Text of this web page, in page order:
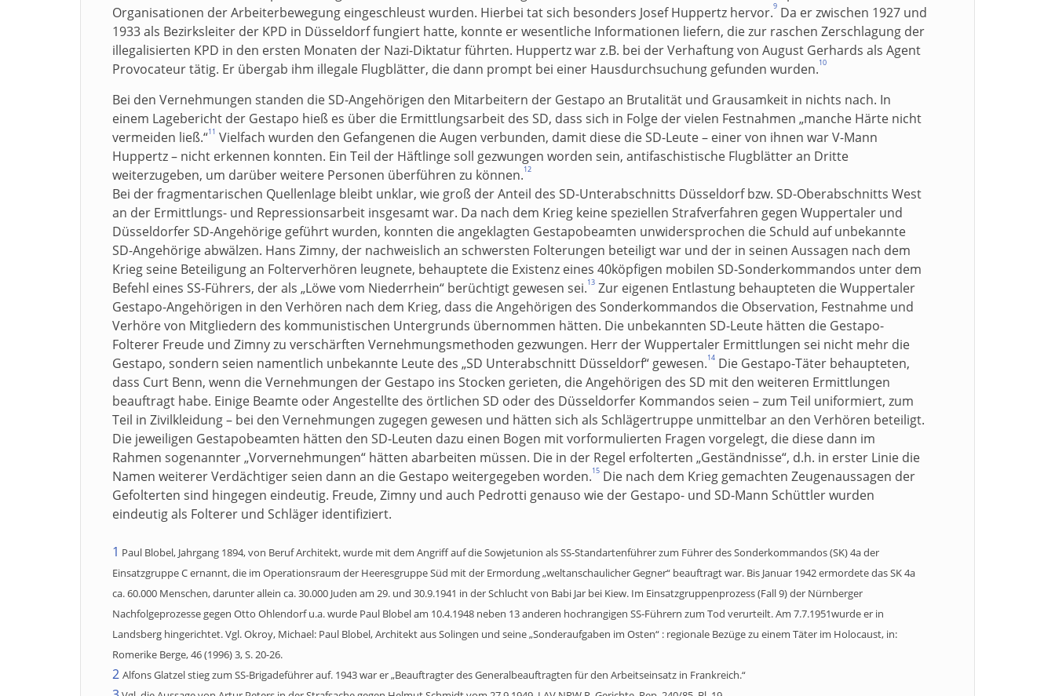
Organisationen der Arbeiterbewegung eingeschleust wurden. Hierbei tat sich besonders Josef Huppertz hervor.9 Da er zwischen 1927 und
1933 als Bezirksleiter der KPD in Düsseldorf fungiert hatte, konnte er wesentliche Informationen liefern, die zur raschen Zerschlagung der
illegalisierten KPD in den ersten Monaten der Nazi-Diktatur führten. Huppertz war z.B. bei der Verhaftung von August Gerhards als Agent
Provocateur tätig. Er übergab ihm illegale Flugblätter, die dann prompt bei einer Hausdurchsuchung gefunden wurden.10
Bei den Vernehmungen standen die SD-Angehörigen den Mitarbeitern der Gestapo an Brutalität und Grausamkeit in nichts nach. In
einem Lagebericht der Gestapo hieß es über die Ermittlungsarbeit des SD, dass sich in Folge der vielen Festnahmen „manche Härte nicht
vermeiden ließ.“11 Vielfach wurden den Gefangenen die Augen verbunden, damit diese die SD-Leute – einer von ihnen war V-Mann
Huppertz – nicht erkennen konnten. Ein Teil der Häftlinge soll gezwungen worden sein, antifaschistische Flugblätter an Dritte
weiterzugeben, um darüber weitere Personen überführen zu können.12
Bei der fragmentarischen Quellenlage bleibt unklar, wie groß der Anteil des SD-Unterabschnitts Düsseldorf bzw. SD-Oberabschnitts West
an der Ermittlungs- und Repressionsarbeit insgesamt war. Da nach dem Krieg keine speziellen Strafverfahren gegen Wuppertaler und
Düsseldorfer SD-Angehörige geführt wurden, konnten die angeklagten Gestapobeamten unwidersprochen die Schuld auf unbekannte
SD-Angehörige abwälzen. Hans Zimny, der nachweislich an schwersten Folterungen beteiligt war und der in seinen Aussagen nach dem
Krieg seine Beteiligung an Folterverhören leugnete, behauptete die Existenz eines 40köpfigen mobilen SD-Sonderkommandos unter dem
Befehl eines SS-Führers, der als „Löwe vom Niederrhein“ berüchtigt gewesen sei.13 Zur eigenen Entlastung behaupteten die Wuppertaler
Gestapo-Angehörigen in den Verhören nach dem Krieg, dass die Angehörigen des Sonderkommandos die Observation, Festnahme und
Verhöre von Mitgliedern des kommunistischen Untergrunds übernommen hätten. Die unbekannten SD-Leute hätten die Gestapo-
Folterer Freude und Zimny zu verschärften Vernehmungsmethoden gezwungen. Herr der Wuppertaler Ermittlungen sei nicht mehr die
Gestapo, sondern seien namentlich unbekannte Leute des „SD Unterabschnitt Düsseldorf“ gewesen.14 Die Gestapo-Täter behaupteten,
dass Curt Benn, wenn die Vernehmungen der Gestapo ins Stocken gerieten, die Angehörigen des SD mit den weiteren Ermittlungen
beauftragt habe. Einige Beamte oder Angestellte des örtlichen SD oder des Düsseldorfer Kommandos seien – zum Teil uniformiert, zum
Teil in Zivilkleidung – bei den Vernehmungen zugegen gewesen und hätten sich als Schlägertruppe unmittelbar an den Verhören beteiligt.
Die jeweiligen Gestapobeamten hätten den SD-Leuten dazu einen Bogen mit vorformulierten Fragen vorgelegt, die diese dann im
Rahmen sogenannter „Vorvernehmungen“ hätten abarbeiten müssen. Die in der Regel erfolterten „Geständnisse“, d.h. in erster Linie die
Namen weiterer Verdächtiger seien dann an die Gestapo weitergegeben worden.15 Die nach dem Krieg gemachten Zeugenaussagen der
Gefolterten sind hingegen eindeutig. Freude, Zimny und auch Pedrotti genauso wie der Gestapo- und SD-Mann Schüttler wurden
eindeutig als Folterer und Schläger identifiziert.
1 Paul Blobel, Jahrgang 1894, von Beruf Architekt, wurde mit dem Angriff auf die Sowjetunion als SS-Standartenführer zum Führer des Sonderkommandos (SK) 4a der
Einsatzgruppe C ernannt, die im Operationsraum der Heeresgruppe Süd mit der Ermordung „weltanschaulicher Gegner“ beauftragt war. Bis Januar 1942 ermordete das SK 4a
ca. 60.000 Menschen, darunter allein ca. 30.000 Juden am 29. und 30.9.1941 in der Schlucht von Babi Jar bei Kiew. Im Einsatzgruppenprozess (Fall 9) der Nürnberger
Nachfolgeprozesse gegen Otto Ohlendorf u.a. wurde Paul Blobel am 10.4.1948 neben 13 anderen hochrangigen SS-Führern zum Tod verurteilt. Am 7.7.1951wurde er in
Landsberg hingerichtet. Vgl. Okroy, Michael: Paul Blobel, Architekt aus Solingen und seine „Sonderaufgaben im Osten“ : regionale Bezüge zu einem Täter im Holocaust, in:
Romerike Berge, 46 (1996) 3, S. 20-26.
2 Alfons Glatzel stieg zum SS-Brigadeführer auf. 1943 war er „Beauftragter des Generalbeauftragten für den Arbeitseinsatz in Frankreich.“